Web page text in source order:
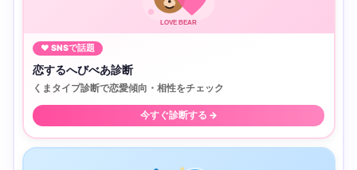
LOVE BEAR
♥ SNSで話題
恋するへびべあ診断
くまタイプ診断で恋愛傾向・相性をチェック
今すぐ診断する →